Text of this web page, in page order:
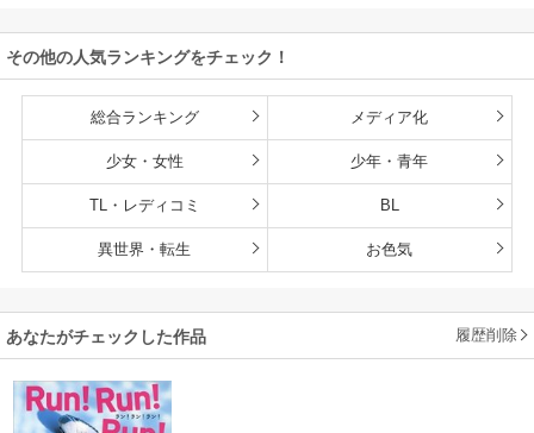
その他の人気ランキングをチェック！
総合ランキング メディア化
少女・女性 少年・青年
TL・レディコミ BL
異世界・転生 お色気
あなたがチェックした作品 履歴削除